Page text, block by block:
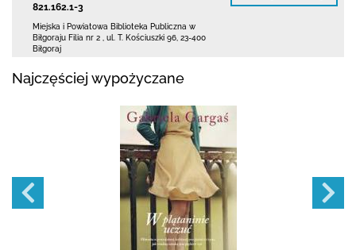
821.162.1-3
Miejska i Powiatowa Biblioteka Publiczna w
Biłgoraju Filia nr 2
ul. T. Kościuszki 96 23-400
Biłgoraj
Najczęściej wypożyczane